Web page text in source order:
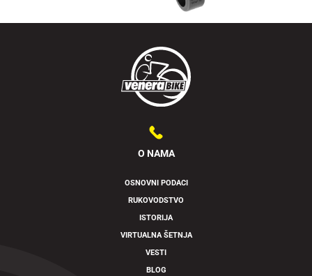
O NAMA
OSNOVNI PODACI
RUKOVODSTVO
ISTORIJA
VIRTUALNA ŠETNJA
VESTI
BLOG